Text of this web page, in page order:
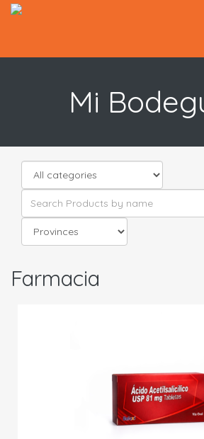
Mi
Farmacia